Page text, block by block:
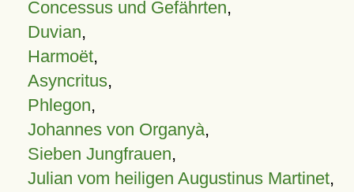
Concessus und Gefährten,
Duvian,
Harmoët,
Asyncritus,
Phlegon,
Johannes von Organyà,
Sieben Jungfrauen,
Julian vom heiligen Augustinus Martinet,